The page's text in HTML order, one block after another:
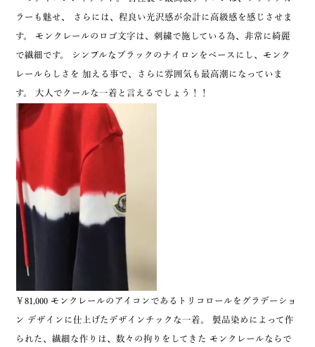
ラーも魅せ、 さらには、程良い光沢感が余計に高級感を感じさせま
す。 モンクレールのロゴ文字は、刺繍で施している為、非常に綺麗
で繊細です。 シンプルなブラックのナイロンをベースにし、モンク
レールらしさを 加える事で、さらに雰囲気も最高潮になっていま
す。 大人でクールな一着と言えるでしょう！！
￥81,000 モンクレールのアイコンであるトリコロールをグラデーショ
ン デザインに仕上げたデザインチックな一着。 製品染めによって作
られた、繊細な作りは、数々の拘りをしてきた モンクレールならで